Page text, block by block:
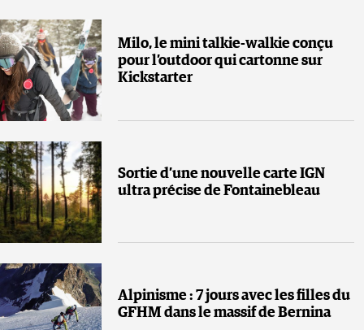
Milo, le mini talkie-walkie conçu
pour l’outdoor qui cartonne sur
Kickstarter
Sortie d’une nouvelle carte IGN
ultra précise de Fontainebleau
Alpinisme : 7 jours avec les filles du
GFHM dans le massif de Bernina